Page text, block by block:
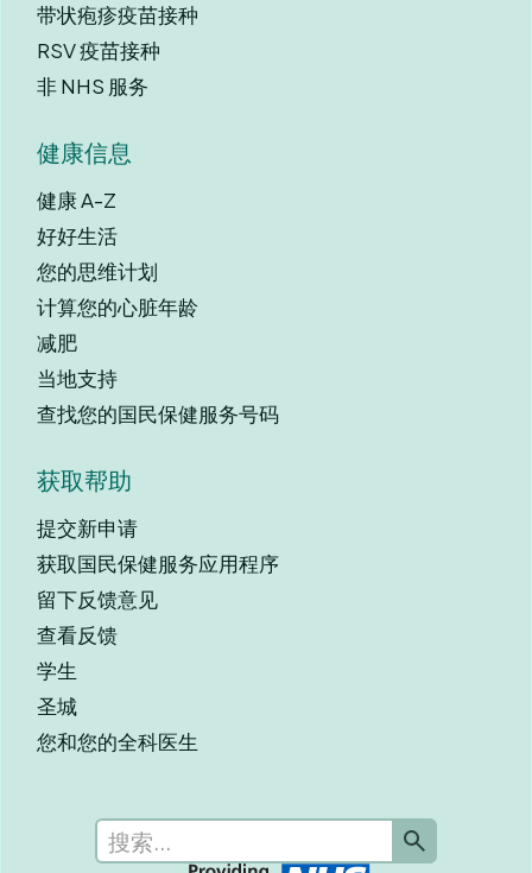
带状疱疹疫苗接种
RSV 疫苗接种
非 NHS 服务
健康信息
健康 A-Z
好好生活
您的思维计划
计算您的心脏年龄
减肥
当地支持
查找您的国民保健服务号码
获取帮助
提交新申请
获取国民保健服务应用程序
留下反馈意见
查看反馈
学生
圣城
您和您的全科医生